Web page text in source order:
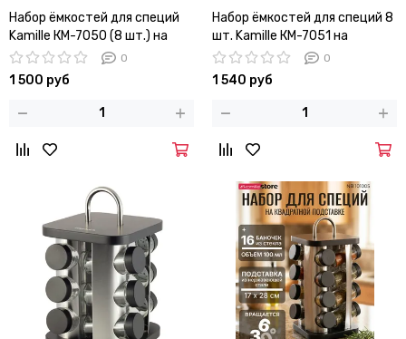
Набор ёмкостей для специй
Kamille КМ-7050 (8 шт.) на
круглой подставке0
1 500 руб
Набор ёмкостей для специй 8
шт. Kamille КМ-7051 на
круглой подставке0
1 540 руб